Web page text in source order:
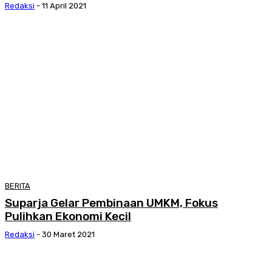
Redaksi - 11 April 2021
BERITA
Suparja Gelar Pembinaan UMKM, Fokus
Pulihkan Ekonomi Kecil
Redaksi - 30 Maret 2021